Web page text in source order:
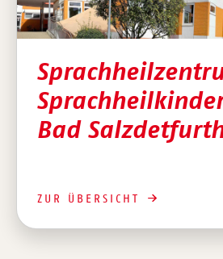
Bad
ZUR ÜBERSICHT